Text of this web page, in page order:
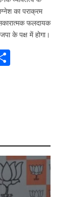
का पराक्रम
फलदायक
के पक्ष में होगा।
S